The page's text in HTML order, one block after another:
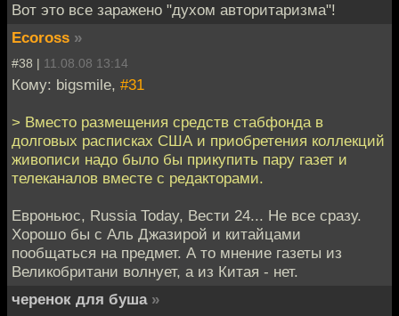
Вот это все заражено "духом авторитаризма"!
Ecoross »
#38 | 11.08.08 13:14
Кому: bigsmile, #31
> Вместо размещения средств стабфонда в
долговых расписках США и приобретения коллекций
живописи надо было бы прикупить пару газет и
телеканалов вместе с редакторами.
Евроньюс, Russia Today, Вести 24... Не все сразу.
Хорошо бы с Аль Джазирой и китайцами
пообщаться на предмет. А то мнение газеты из
Великобритани волнует, а из Китая - нет.
черенок для буша »